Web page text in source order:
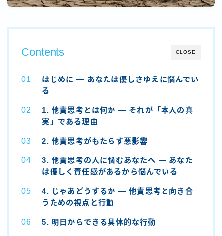
CLOSE
Contents
はじめに ― あなたは優しさゆえに悩んでい
る
1. 他責思考とは何か ― それが「本人の真
実」である理由
2. 他責思考がもたらす悪影響
3. 他責思考の人に悩むあなたへ ― あなた
は優しく責任感があるから悩んでいる
4. じゃあどうするか ― 他責思考と向き合
うための視点と行動
5. 明日からできる具体的な行動